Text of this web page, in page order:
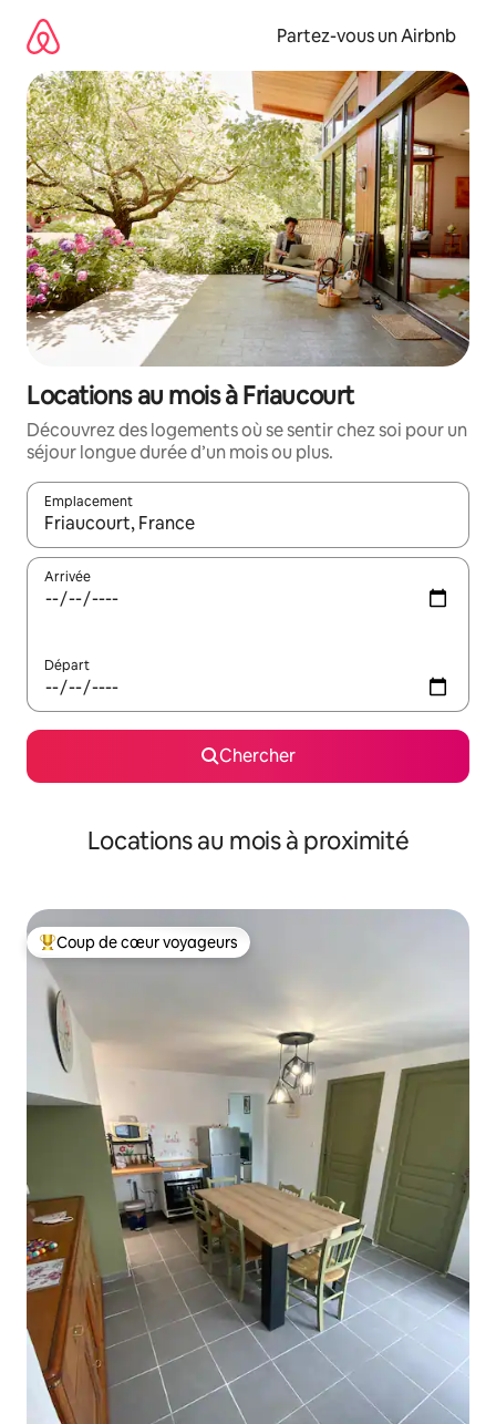
directement
contenu
Partez-vous un Airbnb
Locations au mois à Friaucourt
Découvrez des logements où se sentir chez soi pour un
séjour longue durée d’un mois ou plus.
Emplacement
Quand les résultats sont affichés, parcourez-les en utilisant
Arrivée
Départ
Chercher
Locations au mois à proximité
Coup de cœur voyageurs parmi les plus aimés
Coup de cœur voyageurs